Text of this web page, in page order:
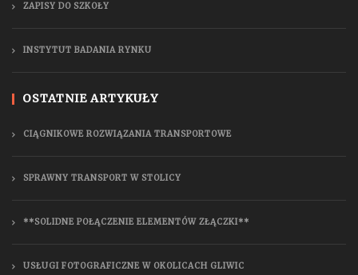
ZAPISY DO SZKOŁY
INSTYTUT BADANIA RYNKU
OSTATNIE ARTYKUŁY
CIĄGNIKOWE ROZWIĄZANIA TRANSPORTOWE
SPRAWNY TRANSPORT W STOLICY
**SOLIDNE POŁĄCZENIE ELEMENTÓW ZŁĄCZKI**
USŁUGI FOTOGRAFICZNE W OKOLICACH GLIWIC